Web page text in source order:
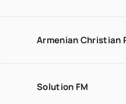
Armenian Christian
Solution FM